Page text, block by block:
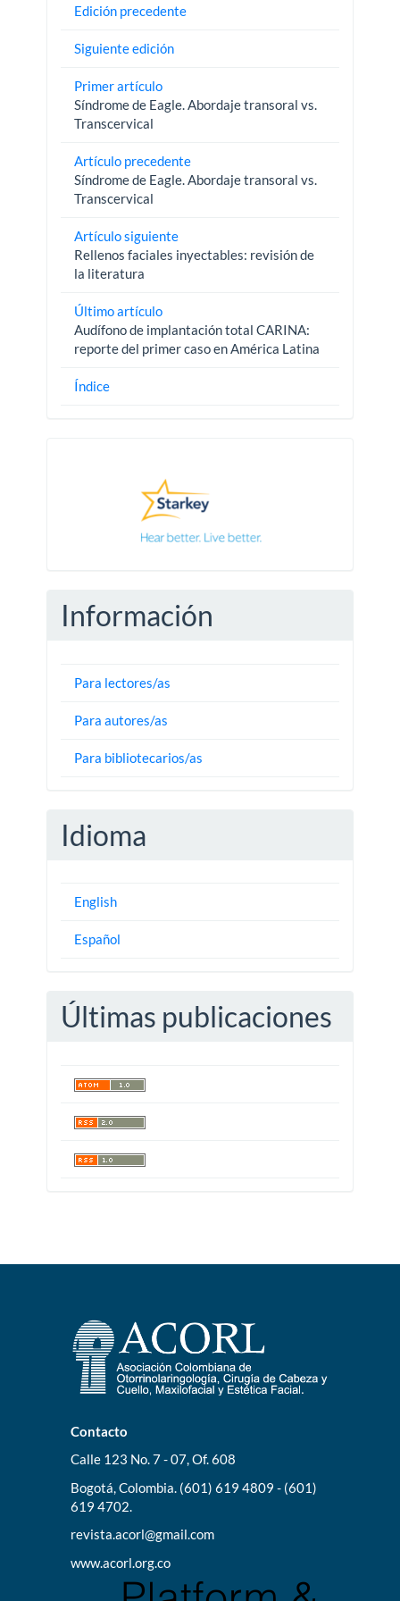
Edición precedente
Siguiente edición
Primer artículo
Síndrome de Eagle. Abordaje transoral vs.
Transcervical
Artículo precedente
Síndrome de Eagle. Abordaje transoral vs.
Transcervical
Artículo siguiente
Rellenos faciales inyectables: revisión de
la literatura
Último artículo
Audífono de implantación total CARINA:
reporte del primer caso en América Latina
Índice
Información
Para lectores/as
Para autores/as
Para bibliotecarios/as
Idioma
English
Español
Últimas publicaciones
Contacto
Calle 123 No. 7 - 07, Of. 608
Bogotá, Colombia. (601) 619 4809 - (601)
619 4702.
revista.acorl@gmail.com
www.acorl.org.co